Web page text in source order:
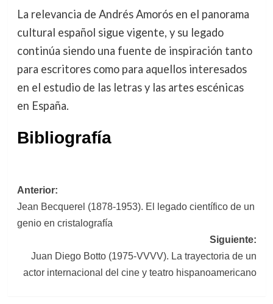
La relevancia de Andrés Amorós en el panorama
cultural español sigue vigente, y su legado
continúa siendo una fuente de inspiración tanto
para escritores como para aquellos interesados
en el estudio de las letras y las artes escénicas
en España.
Bibliografía
Navegación
de
Anterior:
Jean Becquerel (1878-1953). El legado científico de un
genio en cristalografía
Siguiente:
Juan Diego Botto (1975-VVVV). La trayectoria de un
actor internacional del cine y teatro hispanoamericano